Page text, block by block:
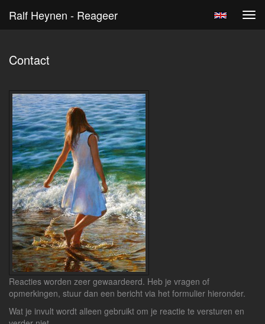
Ralf Heynen - Reageer
Contact
Reacties worden zeer gewaardeerd. Heb je vragen of
opmerkingen, stuur dan een bericht via het formulier hieronder.
Wat je invult wordt alleen gebruikt om je reactie te versturen en